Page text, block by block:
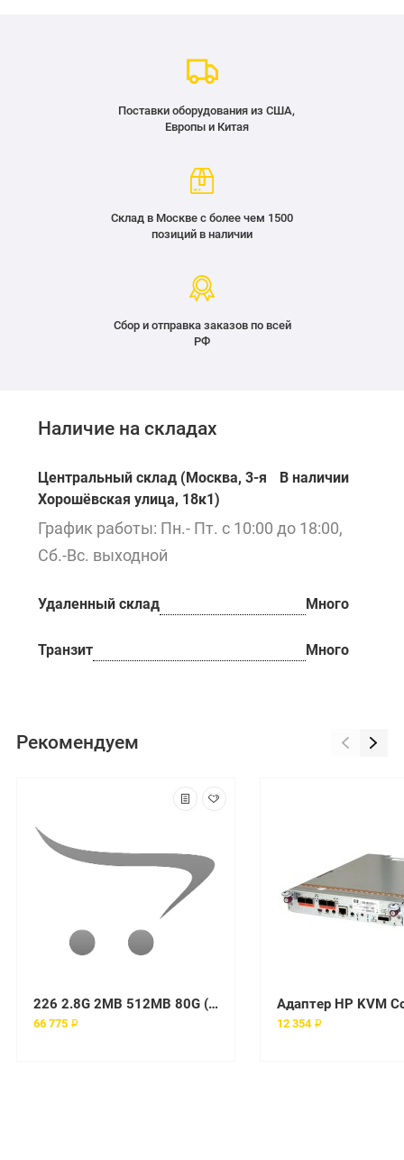
Поставки оборудования из США,
Европы и Китая
Склад в Москве с более чем 1500
позиций в наличии
Сбор и отправка заказов по всей
РФ
Наличие на складах
Центральный склад (Москва, 3-я
Хорошёвская улица, 18к1)
В наличии
График работы: Пн.- Пт. с 10:00 до 18:00,
Сб.-Вс. выходной
Удаленный склад Много
Транзит Много
Рекомендуем
226 2.8G 2MB 512MB 80G (1 x Xeon with EM64T 2.80, 512MB, 1x80GB Int. Serial ATA, Tower) MTM 8648-A2Y
66 775 ₽ 12 354 ₽